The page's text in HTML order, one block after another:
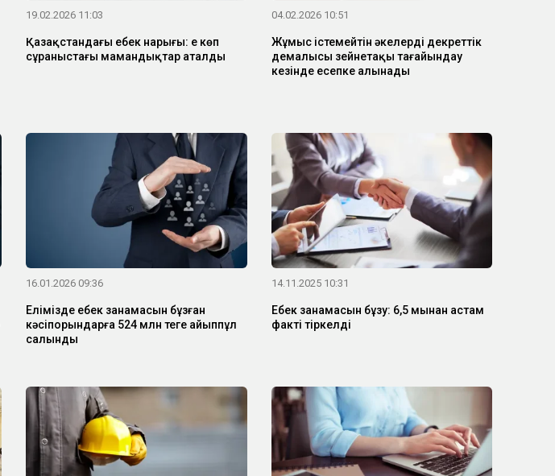
19.02.2026 11:03
Қазақстандағы еңбек нарығы: ең көп
сұраныстағы мамандықтар аталды
04.02.2026 10:51
Жұмыс істемейтін әкелердің декреттік
демалысы зейнетақы тағайындау
кезінде есепке алынады
16.01.2026 09:36
Елімізде еңбек заңнамасын бұзған
кәсіпорындарға 524 млн теңге айыппұл
салынды
14.11.2025 10:31
Еңбек заңнамасын бұзу: 6,5 мыңнан астам
факті тіркелді